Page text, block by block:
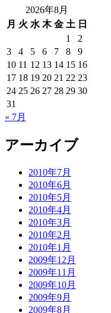
2026年8月
月 火 水 木 金 土 日
1
2
3
4 5 6 7 8
9
10 11 12 13 14 15 16
17 18 19 20 21 22 23
24 25 26 27 28 29 30
31
« 7月
アーカイブ
2010年7月
2010年6月
2010年5月
2010年4月
2010年3月
2010年2月
2010年1月
2009年12月
2009年11月
2009年10月
2009年9月
2009年8月